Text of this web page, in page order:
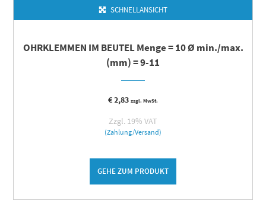
SCHNELLANSICHT
OHRKLEMMEN IM BEUTEL Menge = 10 Ø min./max.
(mm) = 9-11
€2,83 zzgl. MwSt.
Zzgl. 19% VAT
(Zahlung/Versand)
GEHE ZUM PRODUKT